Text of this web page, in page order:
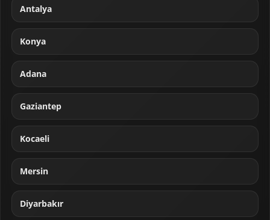
Antalya
Konya
Adana
Gaziantep
Kocaeli
Mersin
Diyarbakır